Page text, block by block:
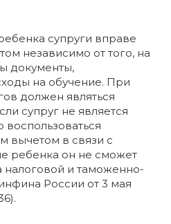
супруги вправе
независимо от того, на
документы,
на обучение. При
должен являться
супруг не является
вычетом в связи с
ребенка он не сможет
налоговой и таможенно-
России от 3 мая